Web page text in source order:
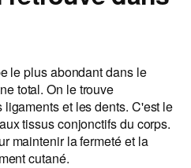
le plus abondant dans le
total. On le trouve
et les dents. C'est le
tissus conjonctifs du corps.
maintenir la fermeté et la
cutané.